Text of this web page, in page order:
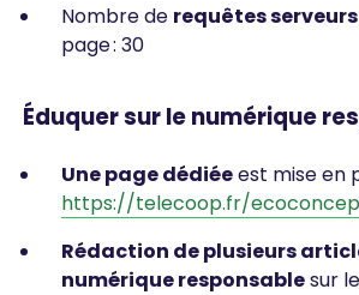
Nombre de requêtes
page : 30
Éduquer sur le numérique
Une page dédiéeest mise en
https://telecoop.fr/
Rédaction de plusieurs
numérique responsablesur le